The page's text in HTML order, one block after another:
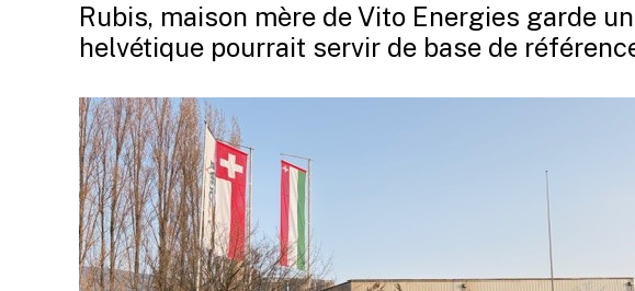
Rubis, maison mère de Vito Energies garde
helvétique pourrait servir de base de